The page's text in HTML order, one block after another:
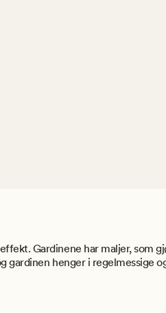
Gardinene har maljer, som
gardinen henger i regelmessige